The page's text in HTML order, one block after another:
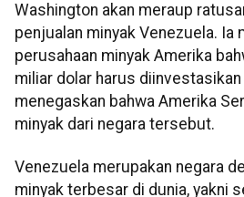
Washington akan meraup
penjualan minyak Venezuela. Ia
perusahaan minyak Amerika
miliar dolar harus
menegaskan bahwa Amerika
minyak dari negara tersebut.
Venezuela merupakan negara
minyak terbesar di dunia, yakni